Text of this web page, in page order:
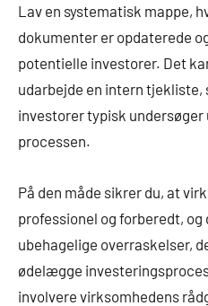
Lav en systematisk mappe,
dokumenter er opdaterede
potentielle investorer. Det
udarbejde en intern tjekliste,
investorer typisk undersøger
processen.
På den måde sikrer du, at
professionel og forberedt,
ubehagelige overraskelser,
ødelægge
involvere virksomhedens